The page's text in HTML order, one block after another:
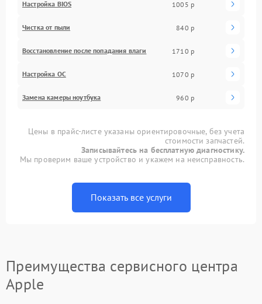
Настройка BIOS 1005 р
Чистка от пыли 840 р
Восстановление после попадания влаги 1710 р
Настройка ОС 1070 р
Замена камеры ноутбука 960 р
Цены в прайс-листе указаны ориентировочные, без учета
стоимости запчастей.
Записывайтесь на бесплатную диагностику.
Мы проверим ваше устройство и укажем на неисправность.
Показать все услуги
Преимущества сервисного центра
Apple